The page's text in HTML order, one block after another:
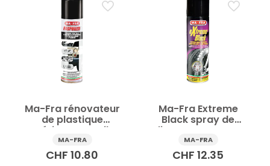
Ma-Fra rénovateur
de plastique
extérieur Faspoiler
spray 300 ml
MA-FRA
CHF 10.80
Ma-Fra Extreme
Black spray de
polissage pour pneus
500ml
MA-FRA
CHF 12.35